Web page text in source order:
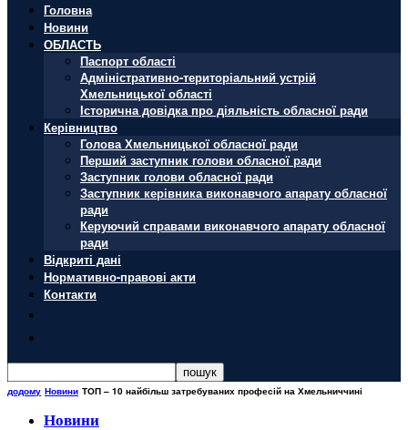
Головна
Новини
ОБЛАСТЬ
Паспорт області
Адміністративно-територіальний устрій
Хмельницької області
Історична довідка про діяльність обласної ради
Керівництво
Голова Хмельницької обласної ради
Перший заступник голови обласної ради
Заступник голови обласної ради
Заступник керівника виконавчого апарату обласної
ради
Керуючий справами виконавчого апарату обласної
ради
Відкриті дані
Нормативно-правові акти
Контакти
додому Новини ТОП – 10 найбільш затребуваних професій на Хмельниччині
Новини